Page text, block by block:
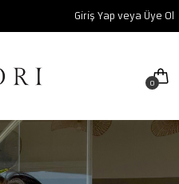
Giriş Yap veya Üye Ol
0
YENİLER
SUMMER GLOW 26'